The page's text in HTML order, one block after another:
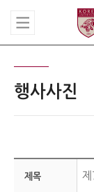
행사사진
제목 제